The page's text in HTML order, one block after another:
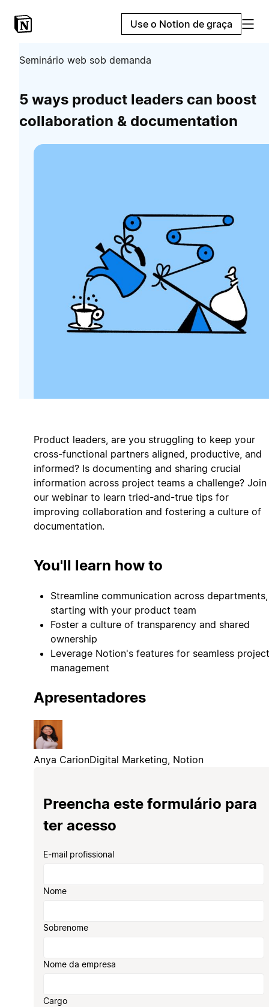
Use o Notion de graça
Seminário web sob demanda
5 ways product leaders can boost
collaboration & documentation
Product leaders, are you struggling to keep your
cross-functional partners aligned, productive, and
informed? Is documenting and sharing crucial
information across project teams a challenge? Join
our webinar to learn tried-and-true tips for
improving collaboration and fostering a culture of
You'll learn how to
Streamline communication across departments,
starting with your product team
Foster a culture of transparency and shared
ownership
Leverage Notion's features for seamless project
management
Apresentadores
Anya CarionDigital Marketing, Notion
Preencha este formulário para
ter acesso
E-mail profissional
Nome
Sobrenome
Nome da empresa
Cargo